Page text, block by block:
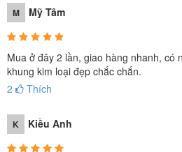
M Mỹ Tâm
Mua ở đây 2 lần, giao hàng nhanh, có
khung kim loại đẹp chắc chắn.
2
Thích
K Kiều Anh